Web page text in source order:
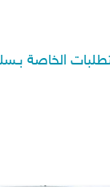
الخاصة